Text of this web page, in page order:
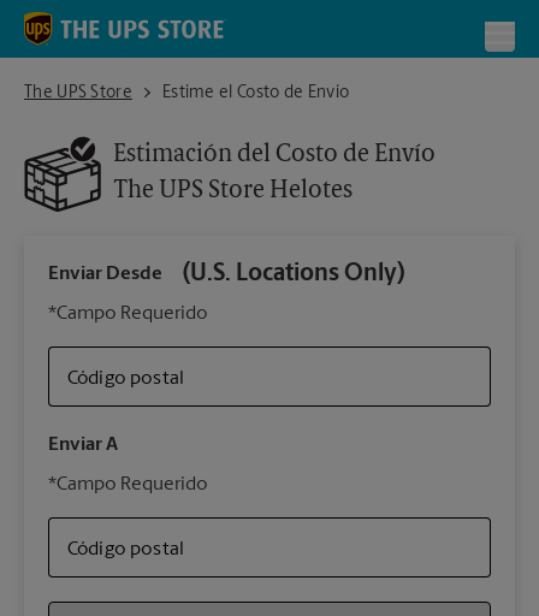
Skip to content
Return to Nav
The UPS Store
The UPS Store HelotesEstime el Costo de Envío
Estimación del Costo de Envío
The UPS Store Helotes
Enviar Desde (U.S. Locations Only)
*Campo Requerido
Código postal
Enviar A
*Campo Requerido
Código postal